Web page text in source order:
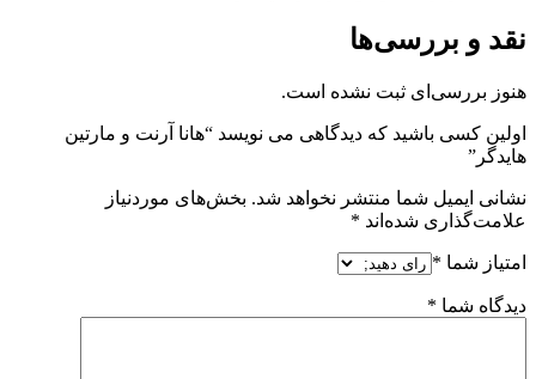
نقد و بررسی‌ها
هنوز بررسی‌ای ثبت نشده است.
اولین کسی باشید که دیدگاهی می نویسد “هانا آرنت و مارتین
هایدگر”
نشانی ایمیل شما منتشر نخواهد شد. بخش‌های موردنیاز
علامت‌گذاری شده‌اند *
امتیاز شما *
دیدگاه شما *